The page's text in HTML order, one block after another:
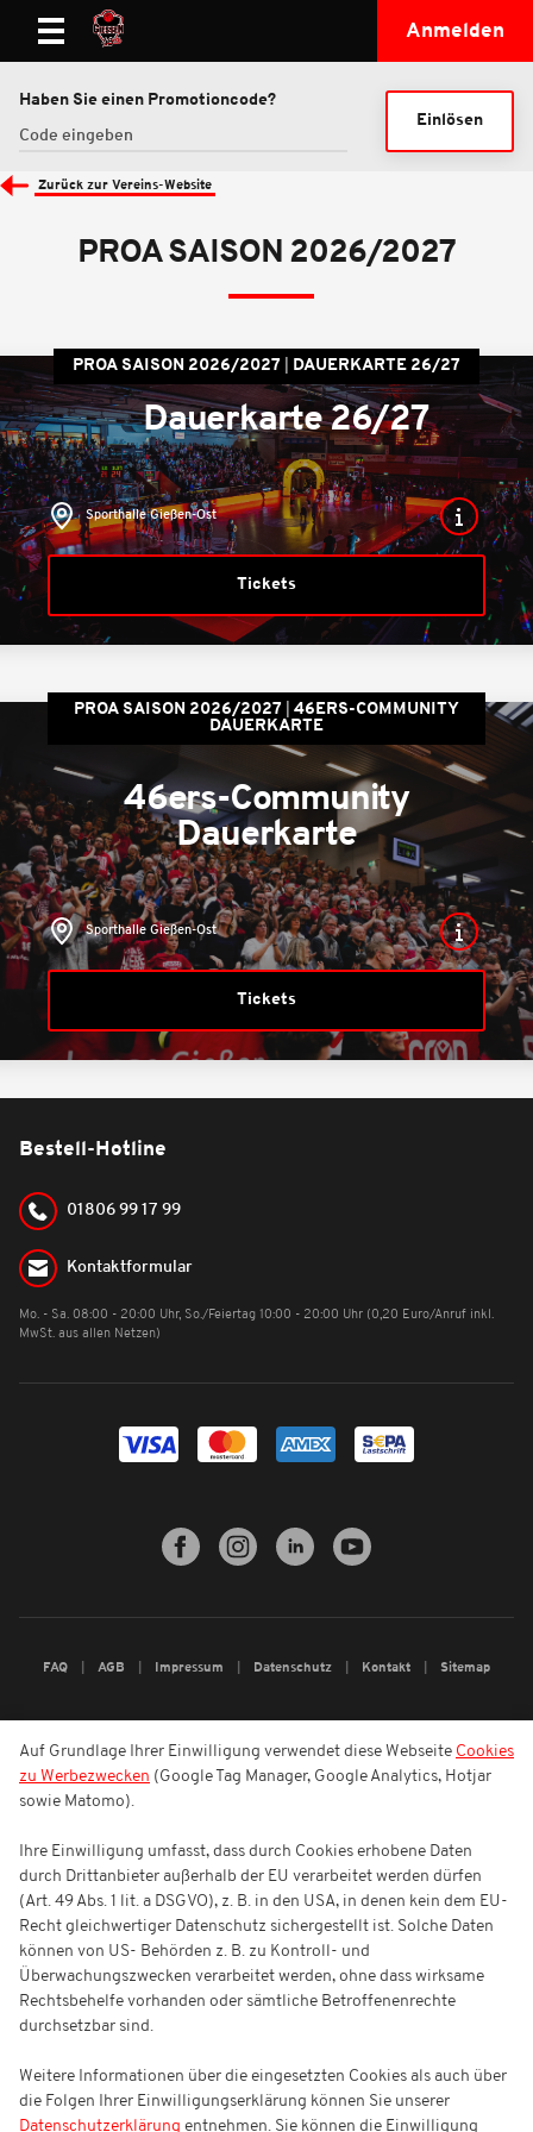
Anmelden
Haben Sie einen Promotioncode?
Einlösen
Zurück zur Vereins-Website
PROA SAISON 2026/2027
PROA SAISON 2026/2027 DAUERKARTE 26/27
Dauerkarte 26/27
Sporthalle Gießen-Ost
Tickets
PROA SAISON 2026/2027
46ERS-COMMUNITY
DAUERKARTE
46ers-Community
Dauerkarte
Sporthalle Gießen-Ost
Tickets
Bestell-Hotline
01806 99 17 99
Kontaktformular
Mo. - Sa. 08:00 - 20:00 Uhr, So./Feiertag 10:00 - 20:00 Uhr (0,20 Euro/Anruf inkl.
MwSt. aus allen Netzen)
FAQ AGB Impressum Datenschutz Kontakt Sitemap
Auf Grundlage Ihrer Einwilligung verwendet diese Webseite Cookies
zu Werbezwecken (Google Tag Manager, Google Analytics, Hotjar
sowie Matomo).
Ihre Einwilligung umfasst, dass durch Cookies erhobene Daten
durch Drittanbieter außerhalb der EU verarbeitet werden dürfen
(Art. 49 Abs. 1 lit. a DSGVO), z. B. in den USA, in denen kein dem EU-
Recht gleichwertiger Datenschutz sichergestellt ist. Solche Daten
können von US- Behörden z. B. zu Kontroll- und
Überwachungszwecken verarbeitet werden, ohne dass wirksame
Rechtsbehelfe vorhanden oder sämtliche Betroffenenrechte
durchsetzbar sind.
Weitere Informationen über die eingesetzten Cookies als auch über
die Folgen Ihrer Einwilligungserklärung können Sie unserer
Datenschutzerklärung entnehmen. Sie können die Einwilligung